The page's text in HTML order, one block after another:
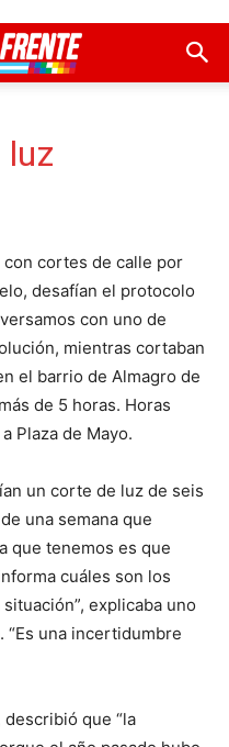
luz
cortes de calle por
desafían el protocolo
con uno de
mientras cortaban
el barrio de Almagro de
de 5 horas. Horas
Plaza de Mayo.
un corte de luz de seis
una semana que
que tenemos es que
cuáles son los
explicaba uno
“Es una incertidumbre
que “la